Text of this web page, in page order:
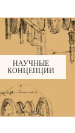
НАУЧНЫЕ
КОНЦЕПЦИИ